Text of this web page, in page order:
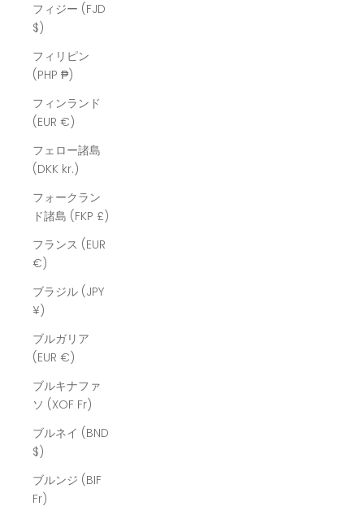
フィジー (FJD
$)
フィリピン
(PHP ₱)
フィンランド
(EUR €)
フェロー諸島
(DKK kr.)
フォークラン
ド諸島 (FKP £)
フランス (EUR
€)
ブラジル (JPY
¥)
ブルガリア
(EUR €)
ブルキナファ
ソ (XOF Fr)
ブルネイ (BND
$)
ブルンジ (BIF
Fr)